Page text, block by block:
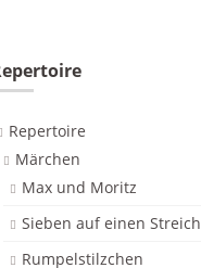
Repertoire
Märchen
Max und Moritz
Sieben auf einen Streich
Rumpelstilzchen